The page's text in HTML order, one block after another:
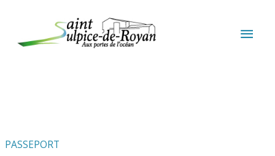
PASSEPORT